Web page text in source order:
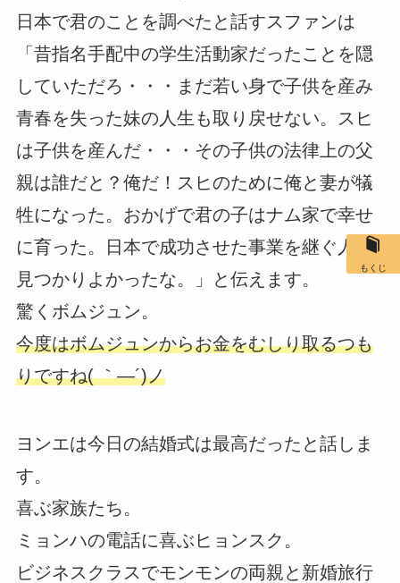
日本で君のことを調べたと話すスファンは
「昔指名手配中の学生活動家だったことを隠
していただろ・・・まだ若い身で子供を産み
青春を失った妹の人生も取り戻せない。スヒ
は子供を産んだ・・・その子供の法律上の父
親は誰だと？俺だ！スヒのために俺と妻が犠
牲になった。おかげで君の子はナム家で幸せ
に育った。日本で成功させた事業を継ぐ人が
見つかりよかったな。」と伝えます。
驚くボムジュン。
今度はボムジュンからお金をむしり取るつも
りですね( ｀―´)ノ
ヨンエは今日の結婚式は最高だったと話しま
す。
喜ぶ家族たち。
ミョンハの電話に喜ぶヒョンスク。
ビジネスクラスでモンモンの両親と新婚旅行
もくじ